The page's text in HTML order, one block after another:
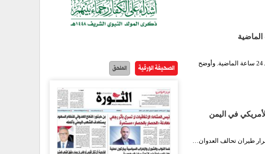
الثورة نت| ارتكبت قوى العدوان ومرتزقتها 132 خرق للهدنة الإنسانية والعسكرية، خلال الـ 24 ساعة الماضية. وأوضح
في اليمن
طيران تحالف العدوان…
الصحيفة الورقية الملحق